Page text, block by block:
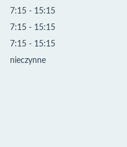
7:15 - 15:15
7:15 - 15:15
7:15 - 15:15
nieczynne